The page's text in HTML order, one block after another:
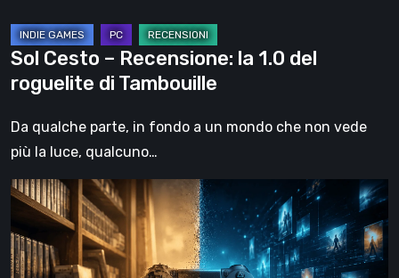
Sol Cesto – Recensione: la 1.0 del
roguelite di Tambouille
Da qualche parte, in fondo a un mondo che non vede
più la luce, qualcuno…
Il
futuro
del
formato